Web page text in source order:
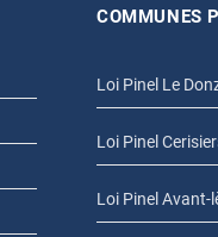
COMMUNES
Loi Pinel Le
Loi Pinel
Loi Pinel Avant-